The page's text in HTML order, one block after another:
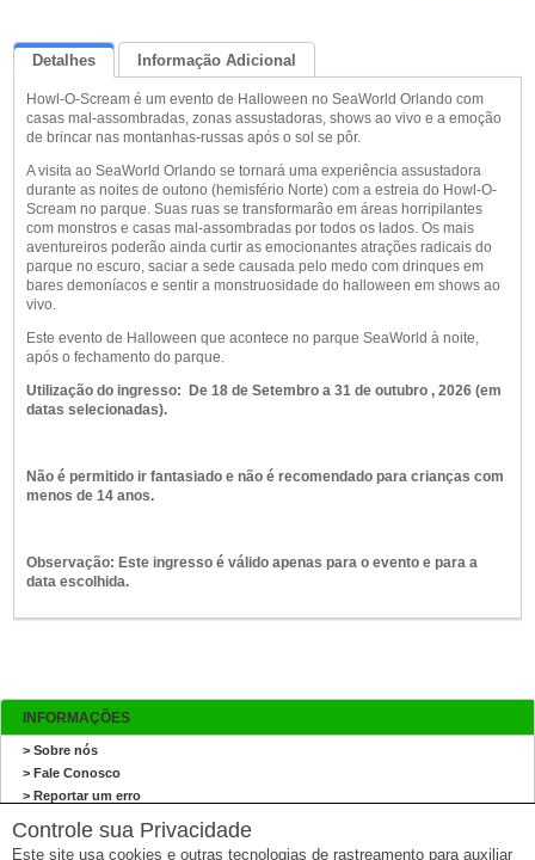
Detalhes Informação Adicional
Queremos Saber Sua Opinião
Howl-O-Scream é um evento de Halloween no SeaWorld Orlando com
casas mal-assombradas, zonas assustadoras, shows ao vivo e a emoção
de brincar nas montanhas-russas após o sol se pôr.
A visita ao SeaWorld Orlando se tornará uma experiência assustadora
durante as noites de outono (hemisfério Norte) com a estreia do Howl-O-
Scream no parque. Suas ruas se transformarão em áreas horripilantes
com monstros e casas mal-assombradas por todos os lados. Os mais
aventureiros poderão ainda curtir as emocionantes atrações radicais do
parque no escuro, saciar a sede causada pelo medo com drinques em
bares demoníacos e sentir a monstruosidade do halloween em shows ao
vivo.
Este evento de Halloween que acontece no parque SeaWorld à noite,
após o fechamento do parque.
Utilização do ingresso: De 18 de Setembro a 31 de outubro , 2026 (em
datas selecionadas).
Não é permitido ir fantasiado e não é recomendado para crianças com
menos de 14 anos.
Observação: Este ingresso é válido apenas para o evento e para a
data escolhida.
INFORMAÇÕES
> Sobre nós
> Fale Conosco
> Reportar um erro
Controle sua Privacidade
Este site usa cookies e outras tecnologias de rastreamento para auxiliar